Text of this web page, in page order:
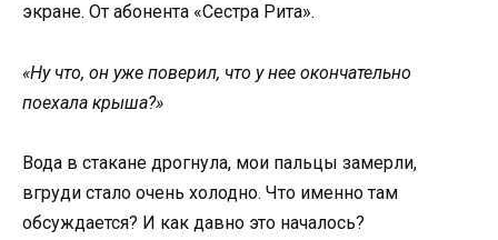
экране. От абонента «Сестра Рита».
«Ну что, он уже поверил, что у нее окончательно
поехала крыша?»
Вода в стакане дрогнула, мои пальцы замерли,
вгруди стало очень холодно. Что именно там
обсуждается? И как давно это началось?